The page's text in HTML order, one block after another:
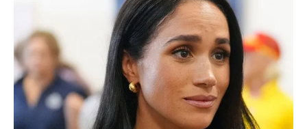
Nastup i Kontroverze
Kejti Peri je poznata po tome da skandalizira javnost svojim